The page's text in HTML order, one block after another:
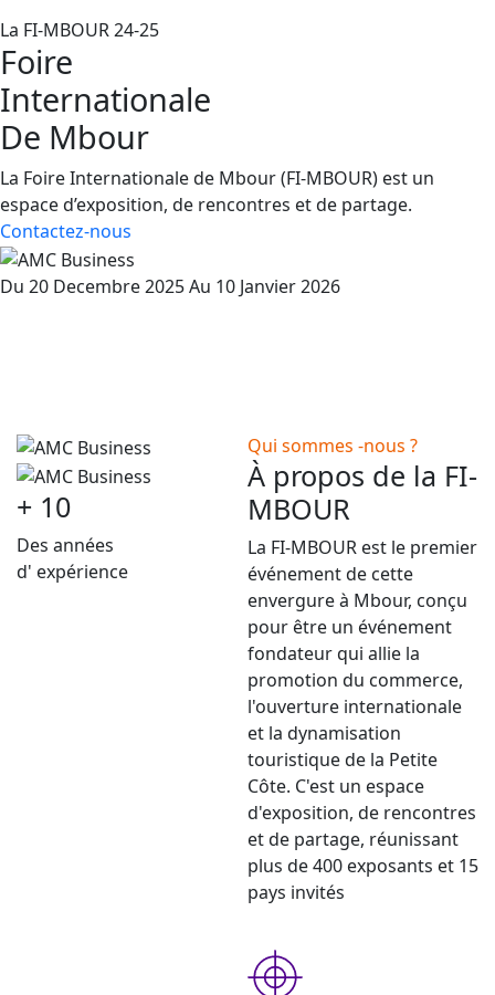
La FI-MBOUR 24-25
Foire
Internationale
De Mbour
La Foire Internationale de Mbour (FI-MBOUR) est un
espace d’exposition, de rencontres et de partage.
Contactez-nous
Du 20 Decembre 2025Au 10 Janvier 2026
+ 10
Des années
d' expérience
Qui sommes -nous ?
À propos de la FI-
MBOUR
La FI-MBOUR est le premier
événement de cette
envergure à Mbour, conçu
pour être un événement
fondateur qui allie la
promotion du commerce,
l'ouverture internationale
et la dynamisation
touristique de la Petite
Côte. C'est un espace
d'exposition, de rencontres
et de partage, réunissant
plus de 400 exposants et 15
pays invités